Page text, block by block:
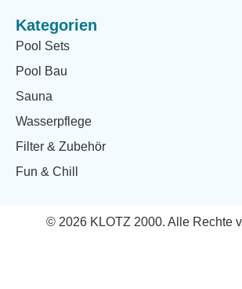
Kategorien
Pool Sets
Pool Bau
Sauna
Wasserpflege
Filter & Zubehör
Fun & Chill
© 2026 KLOTZ 2000. Alle Rechte